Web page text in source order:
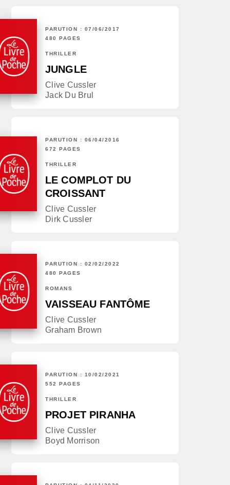
PARUTION : 07/06/2017
480 PAGES
THRILLER
JUNGLE
Clive Cussler
Jack Du Brul
PARUTION : 06/04/2016
672 PAGES
THRILLER
LE COMPLOT DU
CROISSANT
Clive Cussler
Dirk Cussler
PARUTION : 02/02/2022
480 PAGES
ROMANS
VAISSEAU FANTÔME
Clive Cussler
Graham Brown
PARUTION : 10/02/2021
552 PAGES
THRILLER
PROJET PIRANHA
Clive Cussler
Boyd Morrison